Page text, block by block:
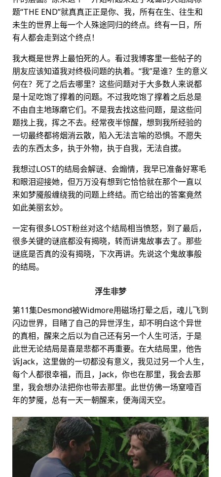
题“THE END”就真真正正是你、我，所有在生、往生和
未生的世界上每一个人殊途同归的终点。终有一日，所
有人都会走到这个终点！
我大概是世界上最怕死的人。看过我博客里一些帖子的
朋友应该知道我对终极问题的执着。“我”是谁？生的意义
何在？死了之后去哪里？这些问题对于大多数人来说都
是十足吃饱了撑着的问题。不过我吃饱了撑着之后总是
不由自主地琢磨它们。不是我去找这些问题，是这些问
题找上我，挥之不去。经常夜半惊醒，想到我所经验的
一切最终都将烟消云散，陷入无法言喻的恐惧。不愿失
去的东西太多，执于外物，执于自我，无法自拔。
我想过LOST的结局会解谜、会煽情，我早已准备好寒毛
和眼泪迎接她，但万万没有想到它恰恰就在那个一直以
来如梦魇般缠绕我的问题上终结。而它给出的答案竟然
如此美丽玄妙。
一定有很多LOST粉丝对这个结局相当愤怒，到了最后，
很多关键的谜底都没有揭晓，转而讲鬼故事去了。那些
谜底是否真的没有揭晓，下次再讲。先说这个鬼故事般
的结局。
浮生非梦
第11集Desmond被Widmore用磁场打晕之后，魂儿飞到
闪边世界，目睹了自己的异世浮生，却不明白这个异世
的真相，醒来之后以为自己还有另一个人生可活，于是
此世无论结局是喜是悲都不再重要。在大结局里，他告
诉Jack，这里做的一切都没有意义，我见过另一个人生，
每个人都很幸福，而且，Jack，你也在那里，我会去那
里，我会想办法把你也带去那里。此世仿佛一场窒噎百
年的梦魇，总有一天一朝醒来，便海阔天空。